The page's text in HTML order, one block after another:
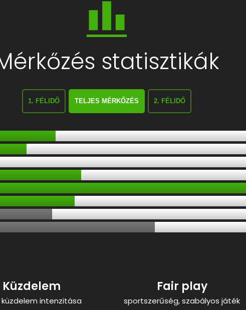
statisztikák
1. FÉLIDŐ TELJES MÉRKŐZÉS 2. FÉLIDŐ
Küzdelem
küzdelem intenzitása
Fair play
sportszerűség, szabályos játék